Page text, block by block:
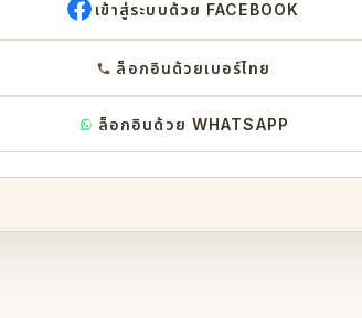
เข้าสู่ระบบด้วย FACEBOOK
ล็อกอินด้วยเบอร์ไทย
ล็อกอินด้วย WHATSAPP